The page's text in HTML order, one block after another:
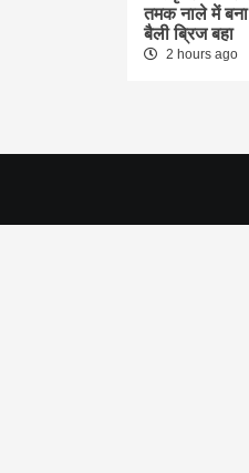
तमक नाले में बना
बैली ब्रिज बहा
2 hours ago